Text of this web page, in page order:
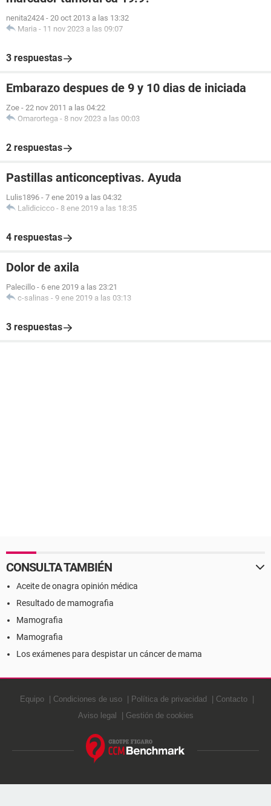
nenita2424 - 20 oct 2013 a las 13:32
Maria - 11 nov 2023 a las 09:07
3 respuestas
Embarazo despues de 9 y 10 dias de iniciada
Zoe - 22 nov 2011 a las 04:22
Omarortega - 8 nov 2023 a las 00:03
2 respuestas
Pastillas anticonceptivas. Ayuda
Lulis1896 - 7 ene 2019 a las 04:32
Lalidicicco - 8 ene 2019 a las 18:35
4 respuestas
Dolor de axila
Palecillo - 6 ene 2019 a las 23:21
c-salinas - 9 ene 2019 a las 03:13
3 respuestas
CONSULTA TAMBIÉN
Aceite de onagra opinión médica
Resultado de mamografia
Mamografia
Mamografia
Los exámenes para despistar un cáncer de mama
Equipo Condiciones de uso Política de privacidad
Contacto
Aviso legal
Gestión de cookies